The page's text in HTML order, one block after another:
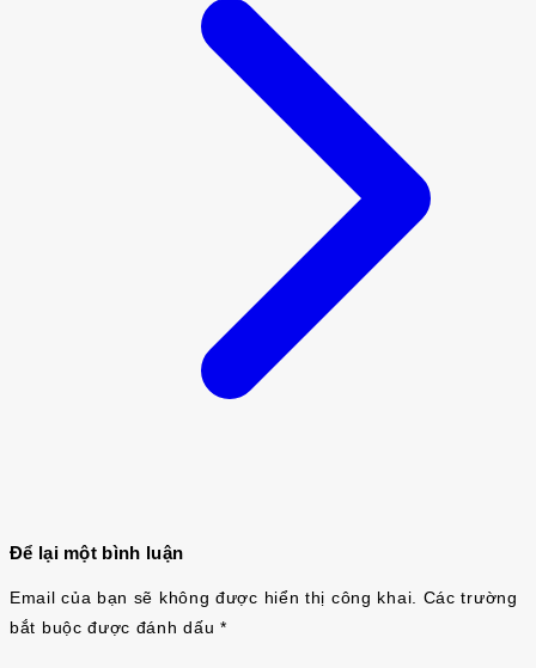
Để lại một bình luận
Email của bạn sẽ không được hiển thị công khai.
Các trường
bắt buộc được đánh dấu*